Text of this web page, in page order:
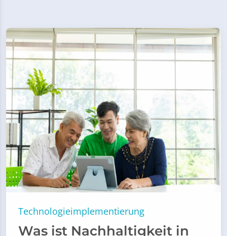
Technologieimplementierung
Was ist Nachhaltigkeit in